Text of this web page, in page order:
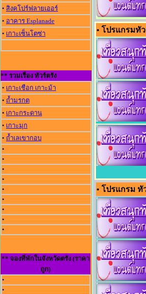
• สิงคโปร์ฟลายเออร์
• อาคาร Esplanade
• เกาะเซ็นโตซ่า
** รวมเรื่อง ทัวร์ตรัง
• เกาะเชือก เกาะม้า
• ถ้ำมรกต
• เกาะกระดาน
• เกาะมุก
• ถ้ำเลเขากอบ
•
•
•
•
•
•
•
•
•
** จองที่พักในจังหวัดตรัง (ราคา
ถูก)
•
•
• โปรแกรมทั
• โปรแกรม ทั